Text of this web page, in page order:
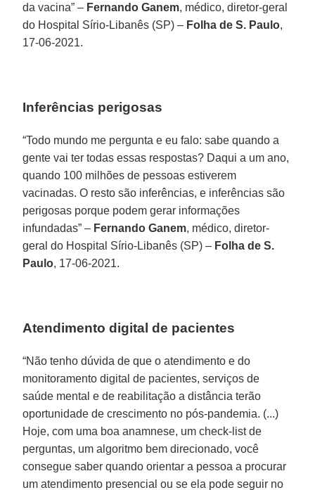
da vacina” – Fernando Ganem, médico, diretor-geral
do Hospital Sírio-Libanês (SP) – Folha de S. Paulo,
17-06-2021.
Inferências perigosas
“Todo mundo me pergunta e eu falo: sabe quando a
gente vai ter todas essas respostas? Daqui a um ano,
quando 100 milhões de pessoas estiverem
vacinadas. O resto são inferências, e inferências são
perigosas porque podem gerar informações
infundadas” – Fernando Ganem, médico, diretor-
geral do Hospital Sírio-Libanês (SP) – Folha de S.
Paulo, 17-06-2021.
Atendimento digital de pacientes
“Não tenho dúvida de que o atendimento e do
monitoramento digital de pacientes, serviços de
saúde mental e de reabilitação a distância terão
oportunidade de crescimento no pós-pandemia. (...)
Hoje, com uma boa anamnese, um check-list de
perguntas, um algoritmo bem direcionado, você
consegue saber quando orientar a pessoa a procurar
um atendimento presencial ou se ela pode seguir no